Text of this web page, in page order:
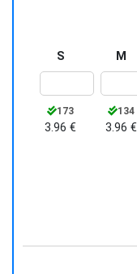
S
173
3.96 €
M
134
3.96 €